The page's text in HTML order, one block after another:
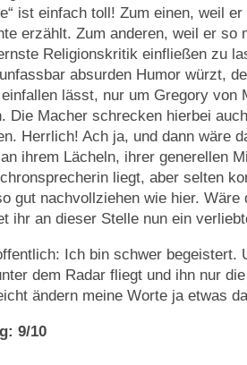
ist einfach toll! Zum einen, weil
erzählt. Zum anderen, weil er so
Religionskritik einfließen zu
absurden Humor würzt,
lässt, nur um Gregory von
Die Macher schrecken hierbei
Herrlich! Ach ja, und dann wäre
ihrem Lächeln, ihrer generellen
liegt, aber selten
gut nachvollziehen wie hier.
ihr an dieser Stelle nun ein
Ich bin schwer begeistert.
dem Radar fliegt und ihn nur
ändern meine Worte ja etwas
9/10